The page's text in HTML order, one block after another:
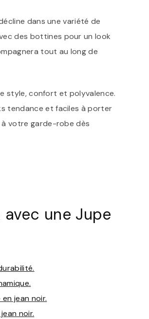
dans une variété de
des bottines pour un look
tout au long de
style, confort et polyvalence.
tendance et faciles à porter
votre garde-robe dès
une Jupe
jean noir.
noir.